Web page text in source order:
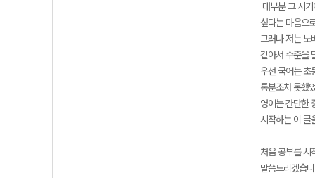
대부분 그 시
싶다는 마음으
그러나 저는 노
같아서 수준을
우선 국어는 초
통분조차 못했
영어는 간단한
시작하는 이 글
처음 공부를 시
말씀드리겠습